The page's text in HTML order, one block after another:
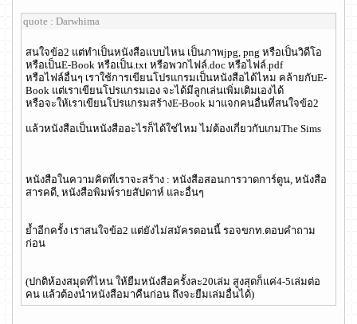
quote : Darwhima
สนใจข้อ2 แต่ทำเป็นหนังสือแบบไหน เป็นภาพjpg, png หรือเป็นวิดีโอ
หรือเป็นE-Book หรือเป็น.txt หรือพวกไฟล์.doc หรือไฟล์.pdf
หรือไฟล์อื่นๆ เราใช้การเขียนโปรแกรมเป็นหนังสือได้ไหม คล้ายกับE-
Book แต่เราเขียนโปรแกรมเอง จะได้มีลูกเล่นเพิ่มเติมเองได้
หรือจะให้เราเขียนโปรแกรมสร้างE-Book มาแจกคนอื่นที่สนใจข้อ2
แล้วหนังสือเป็นหนังสืออะไรก็ได้ใช่ไหม ไม่ต้องเกี่ยวกับเกมThe Sims
หนังสือในความคิดที่เราจะสร้าง : หนังสือสอนการวาดการ์ตูน, หนังสือ
สารคดี, หนังสือพิมพ์รายสัปดาห์ และอื่นๆ
ย้ำอีกครั้ง เราสนใจข้อ2 แต่ยังไม่สมัครตอนนี้ รอจขกท.ตอบคำถาม
ก่อน
(ปกติห้องสมุดที่ไหน ให้ยืมหนังสือครั้งละ20เล่ม สูงสุดก็แค่4-5เล่มต่อ
คน แล้วต้องนำหนังสือมาคืนก่อน ถึงจะยืมเล่มอื่นได้)